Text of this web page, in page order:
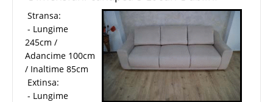
Stransa:
- Lungime
245cm /
Adancime 100cm
/ Inaltime 85cm
Extinsa:
- Lungime